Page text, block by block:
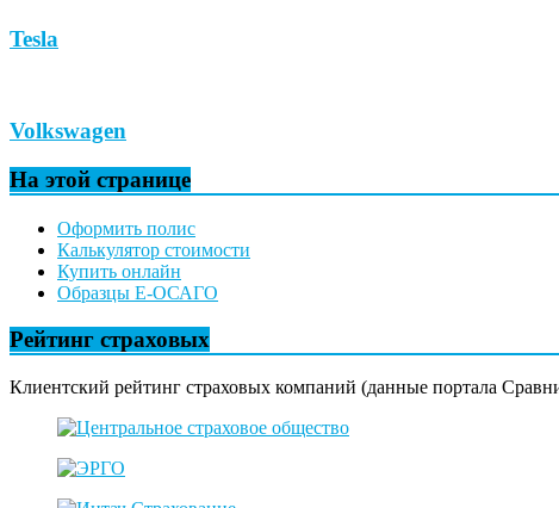
Tesla
Volkswagen
На этой странице
Оформить полис
Калькулятор стоимости
Купить онлайн
Образцы Е-ОСАГО
Рейтинг страховых
Клиентский рейтинг страховых компаний (данные портала